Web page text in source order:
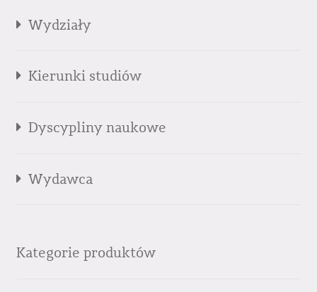
Wydziały
Kierunki studiów
Dyscypliny naukowe
Wydawca
Kategorie produktów